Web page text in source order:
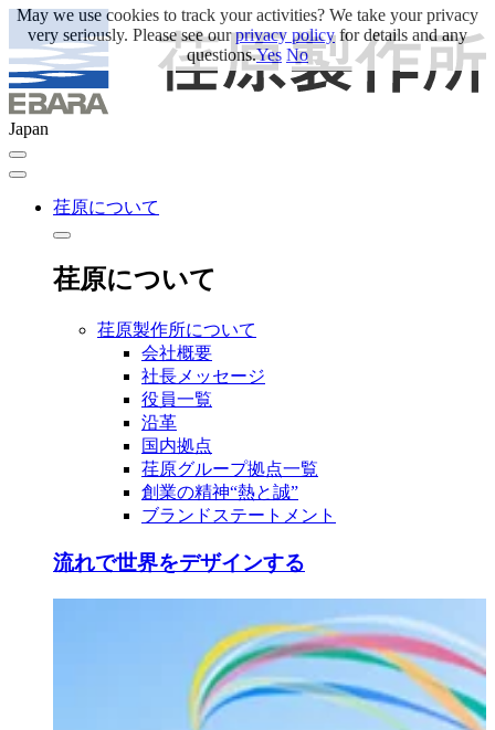
Japan
荏原について
荏原について
荏原製作所について
会社概要
社長メッセージ
役員一覧
沿革
国内拠点
荏原グループ拠点一覧
創業の精神“熱と誠”
ブランドステートメント
流れで世界をデザインする
May we use cookies to track your activities? We take your privacy
very seriously. Please see ourprivacy policyfor details and any
questions.Yes No